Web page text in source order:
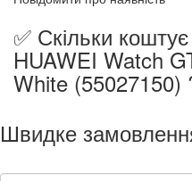
✅ Скільки
HUAWEI Watch
White (55027150)
Швидке